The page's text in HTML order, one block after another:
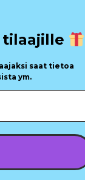
saat tietoa
ym.